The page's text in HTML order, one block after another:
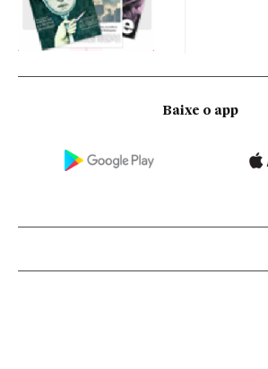
Baixe o app